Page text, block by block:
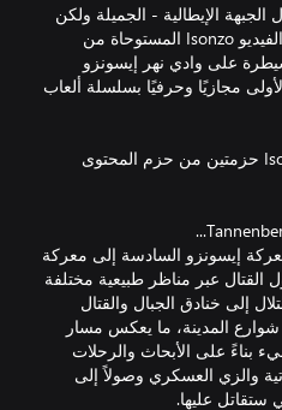
الجبهة الإيطالية - الجميلة ولكن
المميتة على حد سواء. ترتقي لعبة الفيديو Isonzo المستوحاة من
على وادي نهر إيسونزو
مجازيًا وحرفيًا بسلسلة ألعاب
يتضمن إصدار Isonzo Deluxe Edition حزمتين من حزم المحتوى
إيسونزو السادسة إلى معركة
القتال عبر مناظر طبيعية مختلفة
إلى خنادق الجبال والقتال
المدينة، ما يعكس مسار
بناءً على الأبحاث والرحلات
والزي العسكري وصولاً إلى